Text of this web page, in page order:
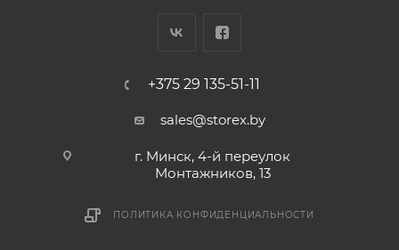
+375 29 135-51-11
sales@storex.by
г. Минск, 4-й переулок
Монтажников, 13
ПОЛИТИКА КОНФИДЕНЦИАЛЬНОСТИ